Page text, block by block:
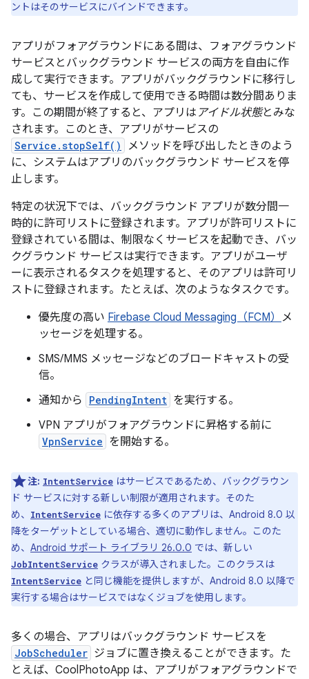
ントはそのサービスにバインドできます。
アプリがフォアグラウンドにある間は、フォアグラウンド
サービスとバックグラウンド サービスの両方を自由に作
成して実行できます。アプリがバックグラウンドに移行し
ても、サービスを作成して使用できる時間は数分間ありま
す。この期間が終了すると、アプリは アイドル状態とみな
されます。このとき、アプリがサービスの
Service.stopSelf()
メソッドを呼び出したときのよう
に、システムはアプリのバックグラウンド サービスを停
止します。
特定の状況下では、バックグラウンド アプリが数分間一
時的に許可リストに登録されます。アプリが許可リストに
登録されている間は、制限なくサービスを起動でき、バッ
クグラウンド サービスは実行できます。アプリがユーザ
ーに表示されるタスクを処理すると、そのアプリは許可リ
ストに登録されます。たとえば、次のようなタスクです。
優先度の高い Firebase Cloud Messaging（FCM） メ
ッセージを処理する。
SMS/MMS メッセージなどのブロードキャストの受
信。
通知から
PendingIntent を実行する。
VPN アプリがフォアグラウンドに昇格する前に
VpnService を開始する。
注: IntentService はサービスであるため、バックグラウン
ド サービスに対する新しい制限が適用されます。そのた
め、
IntentService に依存する多くのアプリは、Android 8.0 以
降をターゲットとしている場合、適切に動作しません。このた
め、 Android サポート ライブラリ 26.0.0 では、新しい
JobIntentService クラスが導入されました。このクラスは
IntentService と同じ機能を提供しますが、Android 8.0 以降で
実行する場合はサービスではなくジョブを使用します。
多くの場合、アプリはバックグラウンド サービスを
JobScheduler ジョブに置き換えることができます。た
とえば、CoolPhotoApp は、アプリがフォアグラウンドで